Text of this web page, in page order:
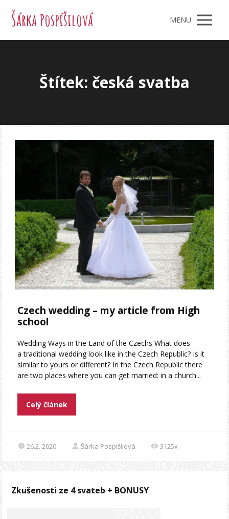
Šárka Pospíšilová MENU
Štítek: česká svatba
Czech wedding – my article from High
school
Wedding Ways in the Land of the Czechs What does
a traditional wedding look like in the Czech Republic? Is it
similar to yours or different? In the Czech Republic there
are two places where you can get married: in a church...
Celý článek
26.2. 2020 Šárka Pospíšilová 3125x
Zkušenosti ze 4 svateb + BONUSY